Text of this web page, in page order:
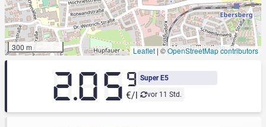
300 m Leaflet | ©OpenStreetMap contributors
Super E5
vor 11 Std.
2.059
€/l